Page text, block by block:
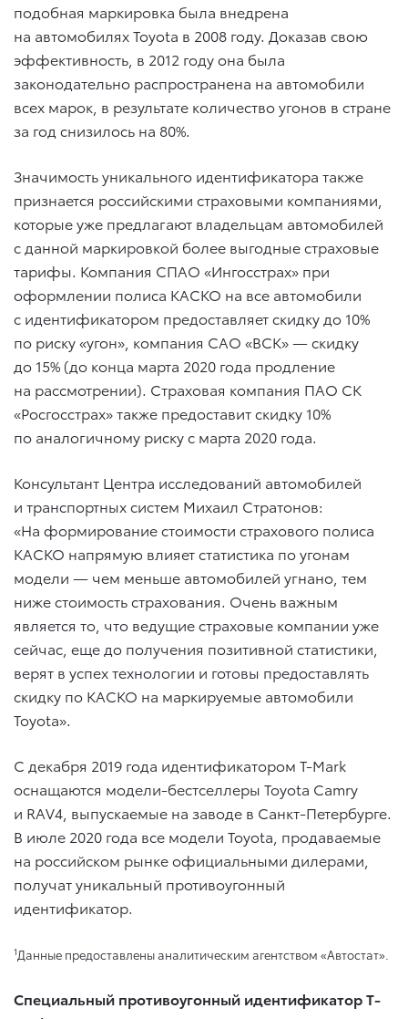
подобная маркировка была внедрена
на автомобилях Toyota в 2008 году. Доказав свою
эффективность, в 2012 году она была
законодательно распространена на автомобили
всех марок, в результате количество угонов в стране
за год снизилось на 80%.
Значимость уникального идентификатора также
признается российскими страховыми компаниями,
которые уже предлагают владельцам автомобилей
с данной маркировкой более выгодные страховые
тарифы. Компания СПАО «Ингосстрах» при
оформлении полиса КАСКО на все автомобили
с идентификатором предоставляет скидку до 10%
по риску «угон», компания САО «ВСК» — скидку
до 15% (до конца марта 2020 года продление
на рассмотрении). Страховая компания ПАО СК
«Росгосстрах» также предоставит скидку 10%
по аналогичному риску с марта 2020 года.
Консультант Центра исследований автомобилей
и транспортных систем Михаил Стратонов:
«На формирование стоимости страхового полиса
КАСКО напрямую влияет статистика по угонам
модели — чем меньше автомобилей угнано, тем
ниже стоимость страхования. Очень важным
является то, что ведущие страховые компании уже
сейчас, еще до получения позитивной статистики,
верят в успех технологии и готовы предоставлять
скидку по КАСКО на маркируемые автомобили
Toyota».
С декабря 2019 года идентификатором T-Mark
оснащаются модели-бестселлеры Toyota Camry
и RAV4, выпускаемые на заводе в Санкт-Петербурге.
В июле 2020 года все модели Toyota, продаваемые
на российском рынке официальными дилерами,
получат уникальный противоугонный
идентификатор.
1Данные предоставлены аналитическим агентством «Автостат».
Специальный противоугонный идентификатор T-